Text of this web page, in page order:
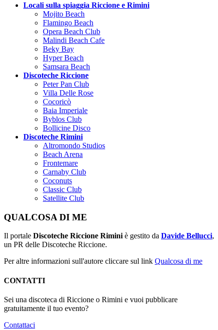
Locali sulla spiaggia Riccione e Rimini
Mojito Beach
Flamingo Beach
Opera Beach Club
Malindi Beach Cafe
Beky Bay
Hyper Beach
Samsara Beach
Discoteche Riccione
Peter Pan Club
Villa Delle Rose
Cocoricò
Baia Imperiale
Byblos Club
Bollicine Disco
Discoteche Rimini
Altromondo Studios
Beach Arena
Frontemare
Carnaby Club
Coconuts
Classic Club
Satellite Club
QUALCOSA DI ME
Il portale Discoteche Riccione Rimini è gestito da Davide Bellucci,
un PR delle Discoteche Riccione.
Per altre informazioni sull'autore cliccare sul link Qualcosa di me
CONTATTI
Sei una discoteca di Riccione o Rimini e vuoi pubblicare
gratuitamente il tuo evento?
Contattaci